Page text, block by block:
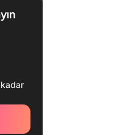
kadar